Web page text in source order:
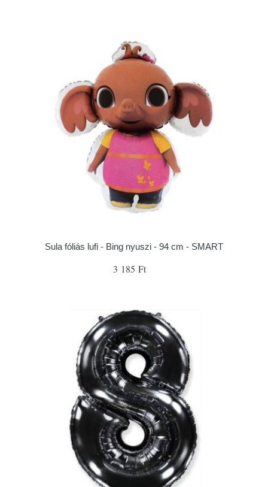
Sula fóliás lufi - Bing nyuszi - 94 cm - SMART
3 185 Ft